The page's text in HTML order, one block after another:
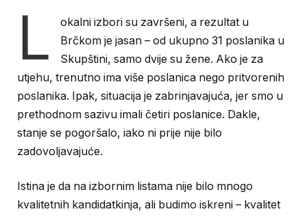
L
okalni izbori su završeni, a rezultat u
Brčkom je jasan – od ukupno 31 poslanika u
Skupštini, samo dvije su žene. Ako je za
utjehu, trenutno ima više poslanica nego pritvorenih
poslanika. Ipak, situacija je zabrinjavajuća, jer smo u
prethodnom sazivu imali četiri poslanice. Dakle,
stanje se pogoršalo, iako ni prije nije bilo
zadovoljavajuće.
Istina je da na izbornim listama nije bilo mnogo
kvalitetnih kandidatkinja, ali budimo iskreni – kvalitet